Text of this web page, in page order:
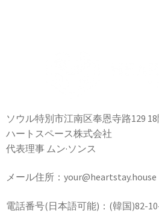
ソウル特別市江南区奉恩寺路129
ハートスペース株式会社
代表理事 ムン·ソンス
メール住所：your@heartstay.house
電話番号(日本語可能)：(韓国)82-